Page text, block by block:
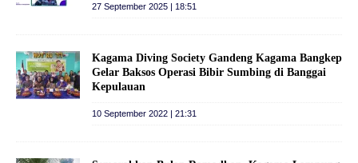
27 September 2025 | 18:51
Kagama Diving Society Gandeng Kagama Bangkep
Gelar Baksos Operasi Bibir Sumbing di Banggai
Kepulauan
10 September 2022 | 21:31